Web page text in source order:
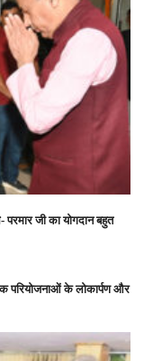
परमार जी का योगदान बहुत
परियोजनाओं के लोकार्पण और